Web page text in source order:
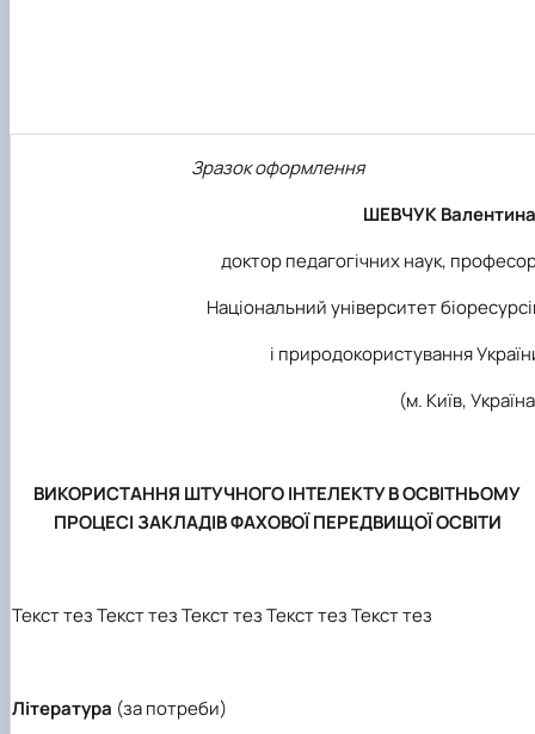
Зразок оформлення
ШЕВЧУК
доктор педагогічних наук,
Національний університет
і природокористування
(м. Київ,
ВИКОРИСТАННЯ ШТУЧНОГО ІНТЕЛЕКТУ В ОСВІТНЬОМУ
ПРОЦЕСІ ЗАКЛАДІВ ФАХОВОЇ ПЕРЕДВИЩОЇ ОСВІТИ
Текст тез Текст тез Текст тез Текст тез Текст тез
Література (за потреби)